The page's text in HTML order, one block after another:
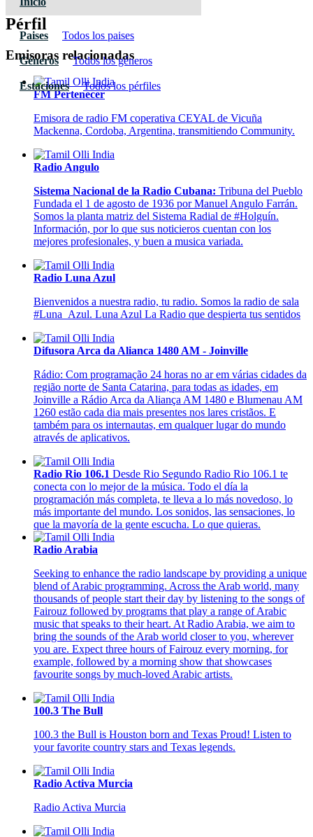
Paises Todos los paises
Géneros Todos los géneros
Estaciones Todos los pérfiles
Pérfil
Emisoras relacionadas
FM Pertenecer
Emisora de radio FM coperativa CEYAL de Vicuña
Mackenna, Cordoba, Argentina, transmitiendo Community.
Radio Angulo
Sistema Nacional de la Radio Cubana: Tribuna del Pueblo
Fundada el 1 de agosto de 1936 por Manuel Angulo Farrán.
Somos la planta matriz del Sistema Radial de #Holguín.
Información, por lo que sus noticieros cuentan con los
mejores profesionales, y buen a musica variada.
Radio Luna Azul
Bienvenidos a nuestra radio, tu radio. Somos la radio de sala
#Luna_Azul. Luna Azul La Radio que despierta tus sentidos
Difusora Arca da Alianca 1480 AM - Joinville
Rádio: Com programação 24 horas no ar em várias cidades da
região norte de Santa Catarina, para todas as idades, em
Joinville a Rádio Arca da Aliança AM 1480 e Blumenau AM
1260 estão cada dia mais presentes nos lares cristãos. E
também para os internautas, em qualquer lugar do mundo
através de aplicativos.
Radio Rio 106.1 Desde Rio Segundo Radio Rio 106.1 te
conecta con lo mejor de la música. Todo el día la
programación más completa, te lleva a lo más novedoso, lo
más importante del mundo. Los sonidos, las sensaciones, lo
que la mayoría de la gente escucha. Lo que quieras.
Radio Arabia
Seeking to enhance the radio landscape by providing a unique
blend of Arabic programming. Across the Arab world, many
thousands of people start their day by listening to the songs of
Fairouz followed by programs that play a range of Arabic
music that speaks to their heart. At Radio Arabia, we aim to
bring the sounds of the Arab world closer to you, wherever
you are. Expect three hours of Fairouz every morning, for
example, followed by a morning show that showcases
favourite songs by much-loved Arabic artists.
100.3 The Bull
100.3 the Bull is Houston born and Texas Proud! Listen to
your favorite country stars and Texas legends.
Radio Activa Murcia
Radio Activa Murcia